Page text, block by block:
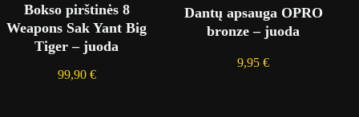
Bokso pirštinės 8
Weapons Sak Yant Big
Tiger – juoda
99,90 €
Dantų apsauga OPRO
bronze – juoda
9,95€